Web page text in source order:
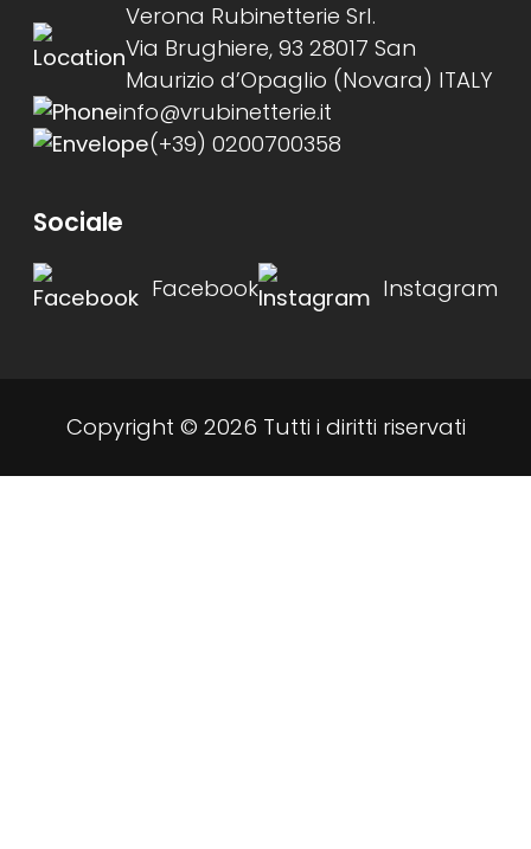
Verona Rubinetterie Srl.
Via Brughiere, 93 28017 San
Maurizio d’Opaglio (Novara) ITALY
info@vrubinetterie.it
(+39) 0200700358
Sociale
Facebook Instagram
Copyright © 2026 Tutti i diritti riservati